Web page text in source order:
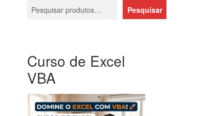
Pesquisar
Curso de Excel
VBA